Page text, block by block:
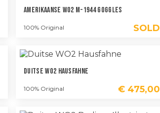
Amerikaanse WO2 M-1944 Goggles
100% Original SOLD
Duitse WO2 Hausfahne
100% Original € 475,00